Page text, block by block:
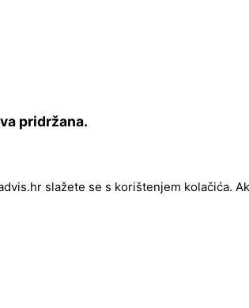
pridržana.
slažete se s korištenjem kolačića.